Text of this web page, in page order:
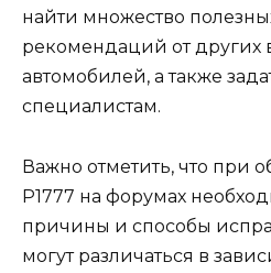
найти множество
рекомендаций от других
автомобилей, а также
специалистам.
Важно отметить, что при
Р1777 на форумах
причины и способы
могут различаться в